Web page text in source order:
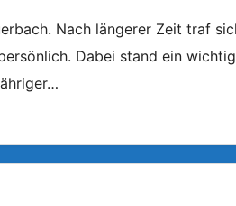
Nach längerer Zeit traf
Dabei stand ein